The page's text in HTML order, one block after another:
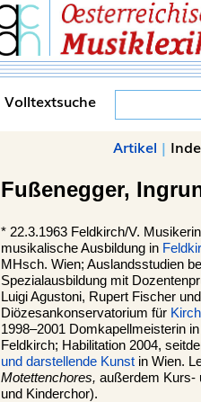
Volltextsuche
Artikel |
Fußenegger,
* 22.3.1963 Feldkirch/V.
musikalische Ausbildung in
MHsch. Wien; Auslandsstudien
Spezialausbildung mit
Luigi Agustoni, Rupert Fischer
Diözesankonservatorium für
1998–2001 Domkapellmeisterin
Feldkirch; Habilitation 2004,
und darstellende Kunst in Wien.
Motettenchores, außerdem Kurs-
und Kinderchor).